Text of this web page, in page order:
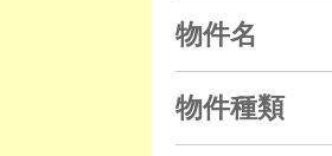
物件名
物件種類